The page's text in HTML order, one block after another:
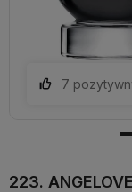
7
223.